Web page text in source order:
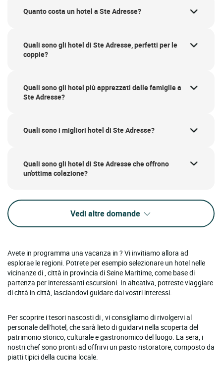
Quanto costa un hotel a Ste Adresse?
Quali sono gli hotel di Ste Adresse, perfetti per le
coppie?
Quali sono gli hotel più apprezzati dalle famiglie a
Ste Adresse?
Quali sono i migliori hotel di Ste Adresse?
Quali sono gli hotel di Ste Adresse che offrono
un'ottima colazione?
Vedi altre domande
Avete in programma una vacanza in ? Vi invitiamo allora ad
esplorae le regioni. Potrete per esempio selezionare un hotel nelle
vicinanze di , città in provincia di Seine Maritime, come base di
partenza per interessanti escursioni. In alteativa, potreste viaggiare
di città in città, lasciandovi guidare dai vostri interessi.
Per scoprire i tesori nascosti di , vi consigliamo di rivolgervi al
personale dell’hotel, che sarà lieto di guidarvi nella scoperta del
patrimonio storico, culturale e gastronomico del luogo. La sera, i
nostri chef sono pronti ad offrirvi un pasto ristoratore, composto da
piatti tipici della cucina locale.